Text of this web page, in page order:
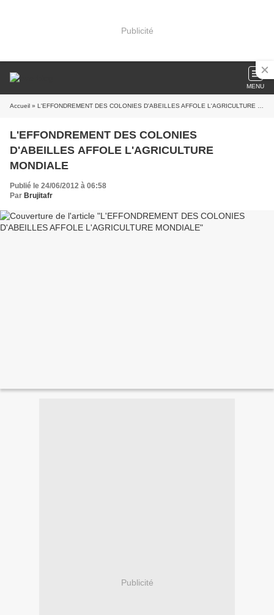
Publicité
MENU
Accueil » L'EFFONDREMENT DES COLONIES D'ABEILLES AFFOLE L'AGRICULTURE MONDIALE
L'EFFONDREMENT DES COLONIES
D'ABEILLES AFFOLE L'AGRICULTURE
MONDIALE
Publié le 24/06/2012 à 06:58
Par Brujitafr
Publicité